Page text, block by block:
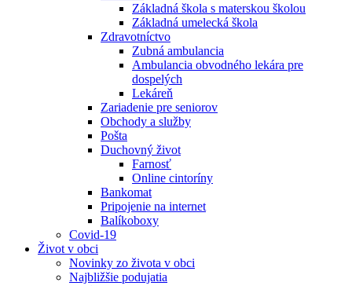
Základná škola s materskou školou
Základná umelecká škola
Zdravotníctvo
Zubná ambulancia
Ambulancia obvodného lekára pre
dospelých
Lekáreň
Zariadenie pre seniorov
Obchody a služby
Pošta
Duchovný život
Farnosť
Online cintoríny
Bankomat
Pripojenie na internet
Balíkoboxy
Covid-19
Život v obci
Novinky zo života v obci
Najbližšie podujatia